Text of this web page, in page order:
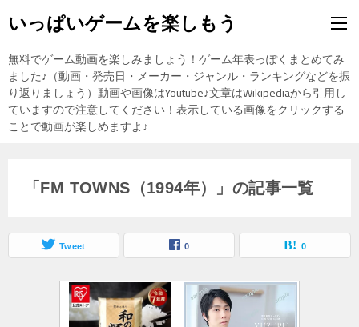
いっぱいゲームを楽しもう
無料でゲーム動画を楽しみましょう！ゲーム年表っぽくまとめてみ
ました♪（動画・発売日・メーカー・ジャンル・ランキングなどを振
り返りましょう）動画や画像はYoutube♪文章はWikipediaから引用し
ていますので注意してください！表示している画像をクリックする
ことで動画が楽しめますよ♪
「FM TOWNS（1994年）」の記事一覧
Tweet 0 0